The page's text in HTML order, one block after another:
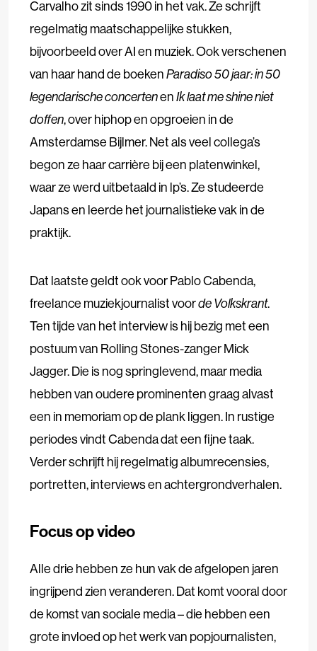
Carvalho zit sinds 1990 in het vak. Ze schrijft
regelmatig maatschappelijke stukken,
bijvoorbeeld over AI en muziek. Ook verschenen
van haar hand de boekenParadiso 50 jaar: in 50
legendarische concertenenIk laat me shine niet
doffen, over hiphop en opgroeien in de
Amsterdamse Bijlmer. Net als veel collega’s
begon ze haar carrière bij een platenwinkel,
waar ze werd uitbetaald in lp’s. Ze studeerde
Japans en leerde het journalistieke vak in de
praktijk.
Dat laatste geldt ook voor Pablo Cabenda,
freelance muziekjournalist voorde Volkskrant.
Ten tijde van het interview is hij bezig met een
postuum van Rolling Stones-zanger Mick
Jagger. Die is nog springlevend, maar media
hebben van oudere prominenten graag alvast
een in memoriam op de plank liggen. In rustige
periodes vindt Cabenda dat een fijne taak.
Verder schrijft hij regelmatig albumrecensies,
portretten, interviews en achtergrondverhalen.
Focus op video
Alle drie hebben ze hun vak de afgelopen jaren
ingrijpend zien veranderen. Dat komt vooral door
de komst van sociale media – die hebben een
grote invloed op het werk van popjournalisten,